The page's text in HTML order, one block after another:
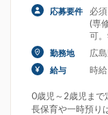
応募要件
必
(専
可
勤務地 広
給与 時
0歳児～2歳児まで
長保育や一時預り